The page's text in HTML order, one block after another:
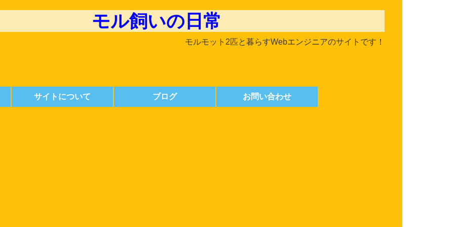
モル飼いの日常
モルモット2匹と暮らすWebエンジニアのサイトです！
サイトについて ブログ お問い合わせ